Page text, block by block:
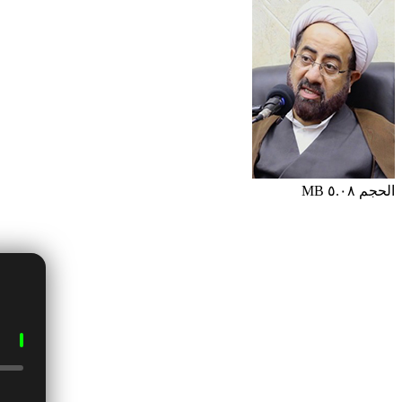
الحجم ٥.٠٨ MB